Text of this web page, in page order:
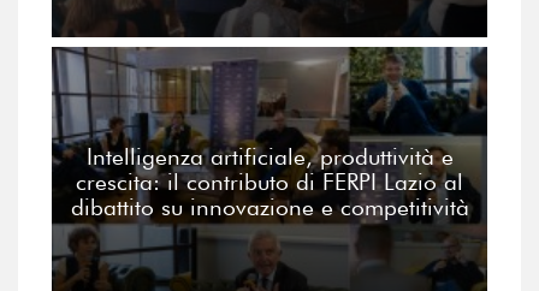
Intelligenza artificiale, produttività e
crescita: il contributo di FERPI Lazio al
dibattito su innovazione e competitività